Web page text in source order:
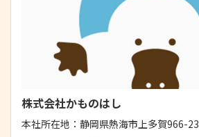
株式会社かものはし
本社所在地： 静岡県熱海市上多賀966-23